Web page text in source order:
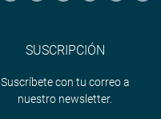
SUSCRIPCIÓN
Suscríbete con tu correo a
nuestro newsletter.